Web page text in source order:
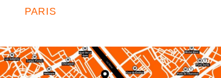
PARIS